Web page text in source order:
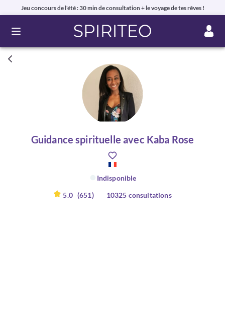
Jeu concours de l'été : 30 min de consultation + le voyage de tes rêves !
Ouvrir le menu
Guidance spirituelle avec Kaba Rose
Indisponible
5.0 (651) 10325 consultations